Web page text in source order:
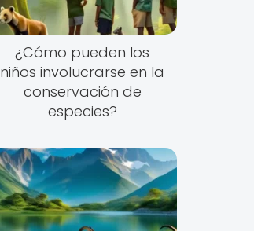
¿Cómo pueden los
niños involucrarse en la
conservación de
especies?